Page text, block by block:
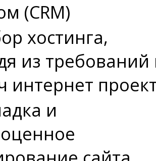
(CRM)
хостинга,
из требований
интернет
и